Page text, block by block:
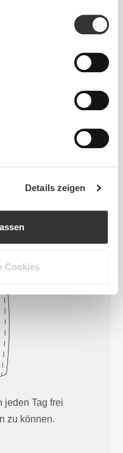
Details zeigen
Cookies
Körpers.
jeden Tag frei
zu können.